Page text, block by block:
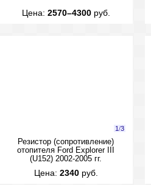
Цена: 2570–4300руб.
1/3
Резистор (сопротивление)
отопителя Ford Explorer III
(U152) 2002-2005 гг.
Цена: 2340руб.